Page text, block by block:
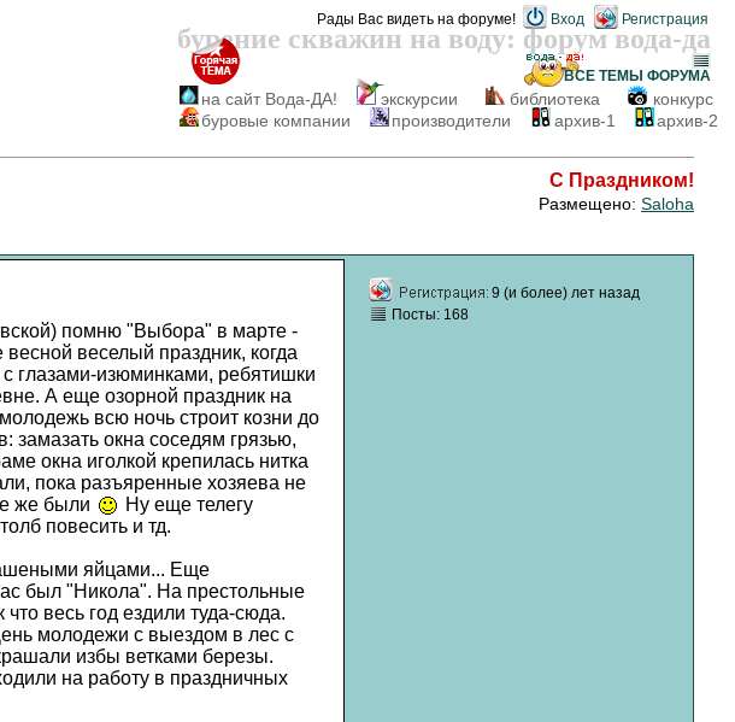
бурение скважин на воду: форум вода-да
Рады Вас видеть на форуме! Вход Регистрация
на сайт Вода-ДА! экскурсии библиотека
конкурс
буровые компании
производители архив-1 архив-2
ВСЕ ТЕМЫ ФОРУМА
С Праздником!
Размещено: Saloha
помню "Выбора" в марте -
веселый праздник, когда
с глазами-изюминками, ребятишки
А еще озорной праздник на
всю ночь строит козни до
замазать окна соседям грязью,
окна иголкой крепилась нитка
пока разъяренные хозяева не
же были
Ну еще телегу
повесить и тд.
яйцами... Еще
был "Никола". На престольные
весь год ездили туда-сюда.
молодежи с выездом в лес с
избы ветками березы.
на работу в праздничных
9 (и более) лет назад
Посты: 168